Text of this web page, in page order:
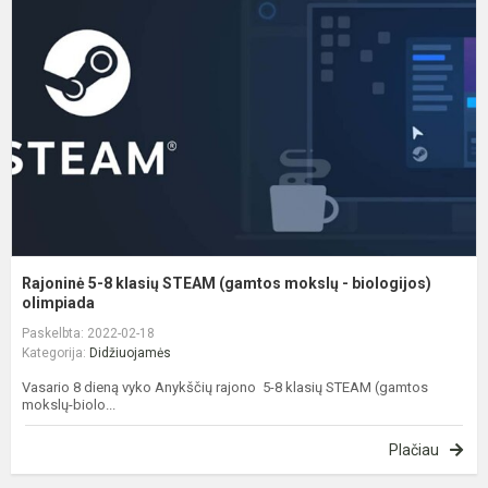
Rajoninė 5-8 klasių STEAM (gamtos mokslų - biologijos)
olimpiada
Paskelbta: 2022-02-18
Kategorija: Didžiuojamės
Vasario 8 dieną vyko Anykščių rajono 5-8 klasių STEAM (gamtos
mokslų-biolo...
Plačiau